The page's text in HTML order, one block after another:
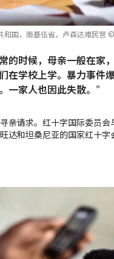
和国，南基伍省，卢森达难民营
的时候，母亲一般在家
在学校上学。暴力事件
一家人也因此失散。”
亲请求。红十字国际委员会
达和坦桑尼亚的国家红十字